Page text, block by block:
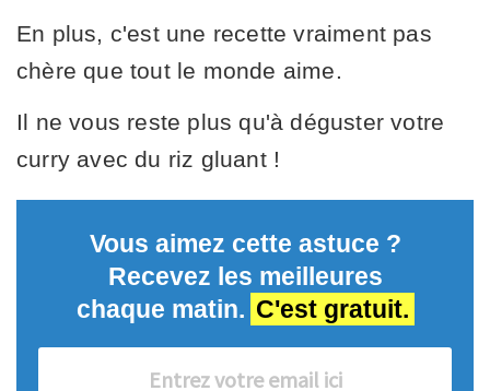
En plus, c'est une recette vraiment pas
chère que tout le monde aime.
Il ne vous reste plus qu'à déguster votre
curry avec du riz gluant !
Vous aimez cette astuce ?
Recevez les meilleures
chaque matin. C'est gratuit.